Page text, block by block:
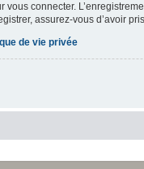
vous connecter.
assurez-vous d’avoir
de vie privée